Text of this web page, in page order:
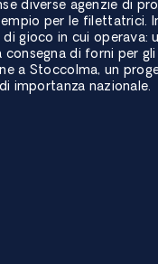
diverse agenzie di
per le filettatrici.
gioco in cui operava:
di forni per
a Stoccolma, un
importanza nazionale.